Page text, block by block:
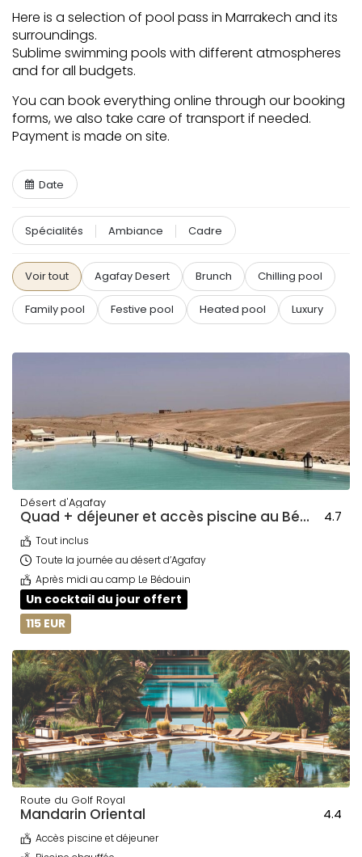
Here is a selection of pool pass in Marrakech and its
surroundings.
Sublime swimming pools with different atmospheres
and for all budgets.
You can book everything online through our booking
forms, we also take care of transport if needed.
Payment is made on site.
Date
Spécialités Ambiance Cadre
Voir tout Agafay Desert Brunch Chilling pool
Family pool Festive pool Heated pool Luxury
Désert d'Agafay
Quad + déjeuner et accès piscine au Bédouin + transport 4.7
Tout inclus
Toute la journée au désert d’Agafay
Après midi au camp Le Bédouin
Un cocktail du jour offert
115 EUR
Route du Golf Royal
Mandarin Oriental 4.4
Accès piscine et déjeuner